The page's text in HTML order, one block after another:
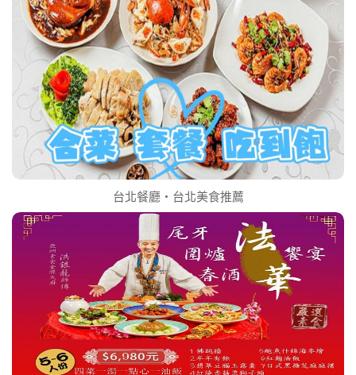
台北餐廳‧台北美食推薦